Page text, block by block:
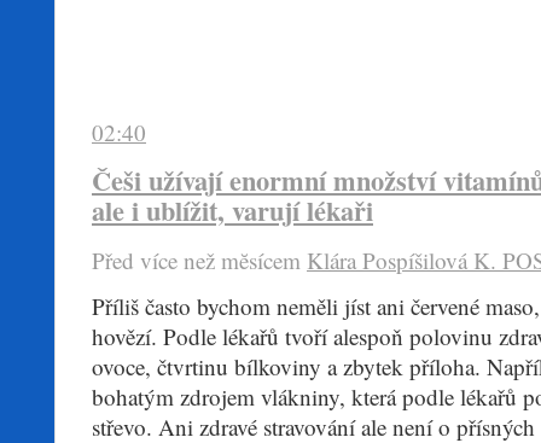
02:40
Češi užívají enormní množství
ale i ublížit, varují lékaři
Před více než mĕsícem Klára Pospíšilová K.
​Příliš často bychom neměli jíst ani červené
hovězí. Podle lékařů tvoří alespoň polovinu
ovoce, čtvrtinu bílkoviny a zbytek příloha.
bohatým zdrojem vlákniny, která podle lékařů
střevo. Ani zdravé stravování ale není o přísných